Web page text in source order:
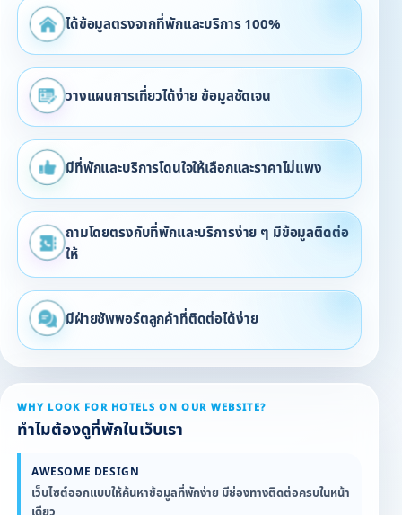
ได้ข้อมูลตรงจากที่พักและบริการ 100%
วางแผนการเที่ยวได้ง่าย ข้อมูลชัดเจน
มีที่พักและบริการโดนใจให้เลือกและราคาไม่แพง
ถามโดยตรงกับที่พักและบริการง่าย ๆ มีข้อมูลติดต่อ
ให้
มีฝ่ายซัพพอร์ตลูกค้าที่ติดต่อได้ง่าย
WHY LOOK FOR HOTELS ON OUR WEBSITE?
ทำไมต้องดูที่พักในเว็บเรา
AWESOME DESIGN
เว็บไซต์ออกแบบให้ค้นหาข้อมูลที่พักง่าย มีช่องทางติดต่อครบในหน้า